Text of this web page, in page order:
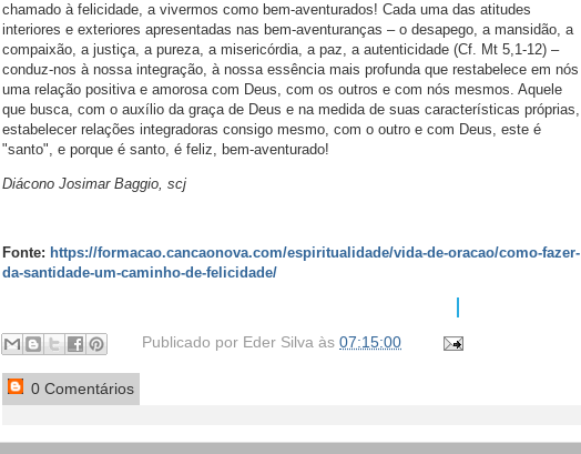
chamado à felicidade, a vivermos como bem-aventurados! Cada uma das atitudes
interiores e exteriores apresentadas nas bem-aventuranças – o desapego, a mansidão, a
compaixão, a justiça, a pureza, a misericórdia, a paz, a autenticidade (Cf. Mt 5,1-12) –
conduz-nos à nossa integração, à nossa essência mais profunda que restabelece em nós
uma relação positiva e amorosa com Deus, com os outros e com nós mesmos. Aquele
que busca, com o auxílio da graça de Deus e na medida de suas características próprias,
estabelecer relações integradoras consigo mesmo, com o outro e com Deus, este é
"santo", e porque é santo, é feliz, bem-aventurado!
Diácono Josimar Baggio, scj
Fonte: https://formacao.cancaonova.com/espiritualidade/vida-de-oracao/como-fazer-
da-santidade-um-caminho-de-felicidade/
Publicado por Eder Silva às 07:15:00
0 Comentários